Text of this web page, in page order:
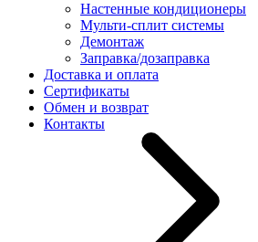
Настенные кондиционеры
Мульти-сплит системы
Демонтаж
Заправка/дозаправка
Доставка и оплата
Сертификаты
Обмен и возврат
Контакты